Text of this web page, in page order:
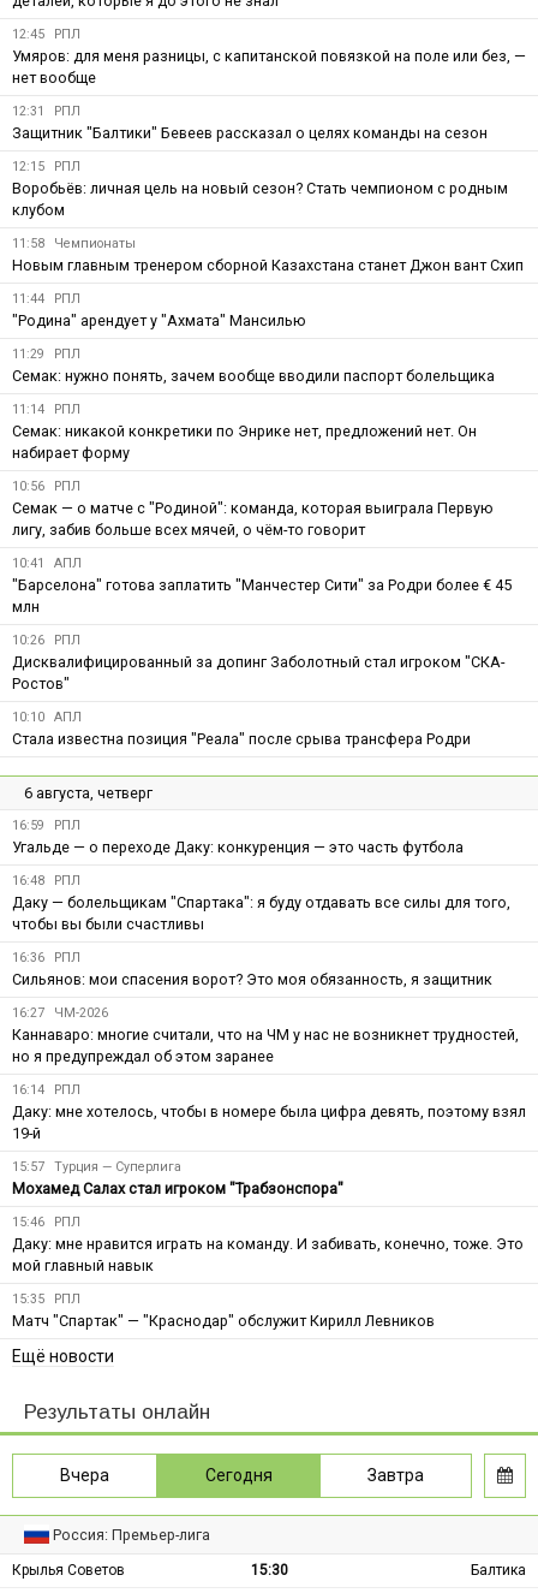
12:45 РПЛ
Умяров: для меня разницы, с капитанской повязкой на поле или без, —
нет вообще
12:31 РПЛ
Защитник "Балтики" Бевеев рассказал о целях команды на сезон
12:15 РПЛ
Воробьёв: личная цель на новый сезон? Стать чемпионом с родным
клубом
11:58 Чемпионаты
Новым главным тренером сборной Казахстана станет Джон вант Схип
11:44 РПЛ
"Родина" арендует у "Ахмата" Мансилью
11:29 РПЛ
Семак: нужно понять, зачем вообще вводили паспорт болельщика
11:14 РПЛ
Семак: никакой конкретики по Энрике нет, предложений нет. Он
набирает форму
10:56 РПЛ
Семак — о матче с "Родиной": команда, которая выиграла Первую
лигу, забив больше всех мячей, о чём-то говорит
10:41 АПЛ
"Барселона" готова заплатить "Манчестер Сити" за Родри более € 45
млн
10:26 РПЛ
Дисквалифицированный за допинг Заболотный стал игроком "СКА-
Ростов"
10:10 АПЛ
Стала известна позиция "Реала" после срыва трансфера Родри
6 августа, четверг
16:59 РПЛ
Угальде — о переходе Даку: конкуренция — это часть футбола
16:48 РПЛ
Даку — болельщикам "Спартака": я буду отдавать все силы для того,
чтобы вы были счастливы
16:36 РПЛ
Сильянов: мои спасения ворот? Это моя обязанность, я защитник
16:27 ЧМ-2026
Каннаваро: многие считали, что на ЧМ у нас не возникнет трудностей,
но я предупреждал об этом заранее
16:14 РПЛ
Даку: мне хотелось, чтобы в номере была цифра девять, поэтому взял
19-й
15:57 Турция — Суперлига
Мохамед Салах стал игроком "Трабзонспора"
15:46 РПЛ
Даку: мне нравится играть на команду. И забивать, конечно, тоже. Это
мой главный навык
15:35 РПЛ
Матч "Спартак" — "Краснодар" обслужит Кирилл Левников
Ещё новости
Результаты онлайн
Вчера Сегодня Завтра
Россия: Премьер-лига
Крылья Советов 15:30
Балтика